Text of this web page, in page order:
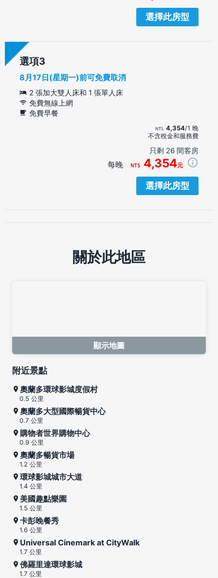
選擇此房型
選項
8月17日(星期一)前可免費取消
2 張加大雙人床和 1 張單人床
免費無線上網
免費早餐
4,354/1 晚
不含稅金和服務費
只剩 26 間客房
每晚 4,354元
選擇此房型
關於此地區
顯示地圖
附近景點
奧蘭多環球影城度假村
0.5 公里
奧蘭多大型國際暢貨中心
0.7 公里
購物者世界購物中心
0.9 公里
奧蘭多暢貨市場
1.2 公里
環球影城城市大道
1.4 公里
美國趣點樂園
1.5 公里
卡彭晚餐秀
1.6 公里
Universal Cinemark at CityWalk
1.7 公里
佛羅里達環球影城
1.7 公里